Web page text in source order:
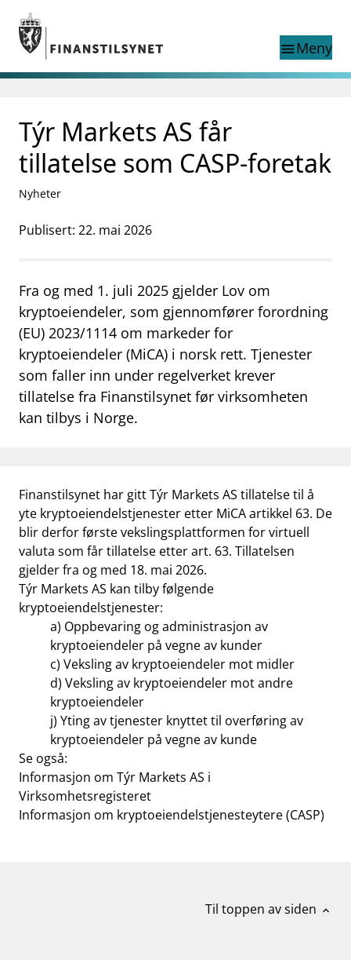
Gå til hovedinnhold
Gå til søkesiden
menuMeny
nettstedet
language
exist in English
English home page
Aktuelt
Finanstilsynets registre
businessOm Finanstilsynet
mail_outlineKontakt oss
work_outlineJobb hos oss
dashboard Informasjon for investorer
Týr Markets AS får
tillatelse som CASP-foretak
Nyheter
Publisert: 22. mai 2026
Fra og med 1. juli 2025 gjelder Lov om
kryptoeiendeler, som gjennomfører forordning
(EU) 2023/1114 om markeder for
kryptoeiendeler (MiCA) i norsk rett. Tjenester
som faller inn under regelverket krever
tillatelse fra Finanstilsynet før virksomheten
kan tilbys i Norge.
Finanstilsynet har gitt Týr Markets AS tillatelse til å
yte kryptoeiendelstjenester etter MiCA artikkel 63. De
blir derfor første vekslingsplattformen for virtuell
valuta som får tillatelse etter art. 63. Tillatelsen
gjelder fra og med 18. mai 2026.
Týr Markets AS kan tilby følgende
kryptoeiendelstjenester:
a) Oppbevaring og administrasjon av
kryptoeiendeler på vegne av kunder
c) Veksling av kryptoeiendeler mot midler
d) Veksling av kryptoeiendeler mot andre
kryptoeiendeler
j) Yting av tjenester knyttet til overføring av
kryptoeiendeler på vegne av kunde
Se også:
Informasjon om Týr Markets AS i
Virksomhetsregisteret
Informasjon om kryptoeiendelstjenesteytere (CASP)
Til toppen av siden expand_less